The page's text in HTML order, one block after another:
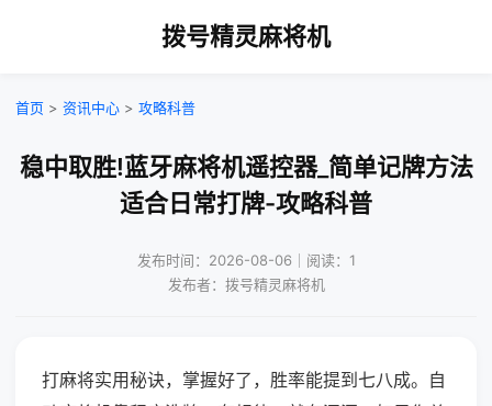
拨号精灵麻将机
首页 > 资讯中心 > 攻略科普
稳中取胜!蓝牙麻将机遥控器_简单记牌方法
适合日常打牌-攻略科普
发布时间：2026-08-06｜阅读：1
发布者：拨号精灵麻将机
打麻将实用秘诀，掌握好了，胜率能提到七八成。自